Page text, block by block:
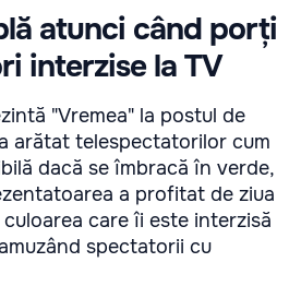
atunci când porți
interzise la TV
"Vremea" la postul de
arătat telespectatorilor cum
dacă se îmbracă în verde,
a profitat de ziua
care îi este interzisă
spectatorii cu